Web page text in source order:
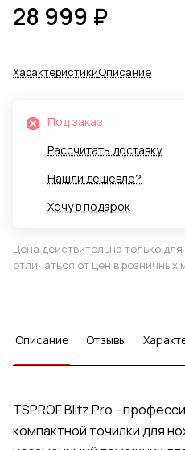
28 999 ₽
ХарактеристикиОписание
Под заказ
Рассчитать доставку
Нашли дешевле?
Хочу в подарок
Цена действительна только
отличаться от цен в розничных
Описание Отзывы
TSPROF Blitz Pro -
компактной точилки для